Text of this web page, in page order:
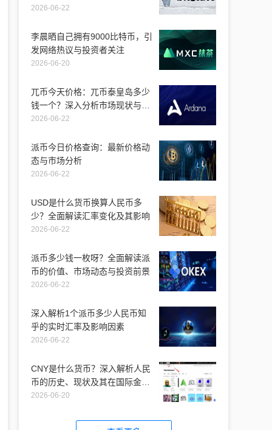
2026-06-22
李晨晒自己拥有9000比特币，引
发网络热议与投资者关注
2026-06-20
兀币今天价格：兀币泰皇岛多少
钱一个？深入分析市场现状与未
来走向
2026-06-22
派币今日价格查询：最新价格动
态与市场分析
2026-06-22
USD是什么货币换算人民币多
少？全面解读汇率变化及其影响
2026-06-22
派币多少钱一枚呀？全面解读派
币的价值、市场动态与投资前景
2026-06-22
深入解析1个派币多少人民币知
乎的实时汇率及影响因素
2026-06-22
CNY是什么货币？深入解析人民
币的历史、现状及其在国际金融
市场的地位
2026-06-20